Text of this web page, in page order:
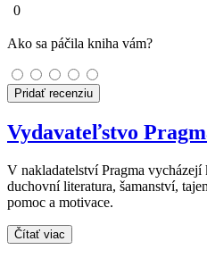
0
Ako sa páčila kniha vám?
Pridať recenziu
Vydavateľstvo
V nakladatelství Pragma vycházejí
duchovní literatura, šamanství,
pomoc a motivace.
Čítať viac